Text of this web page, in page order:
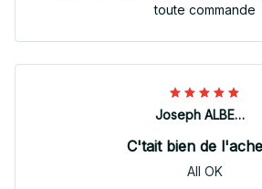
toute commande
Joseph ALBERTINI
C'tait bien de
All OK